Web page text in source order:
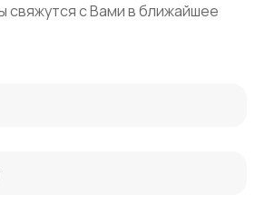
свяжутся с Вами в ближайшее